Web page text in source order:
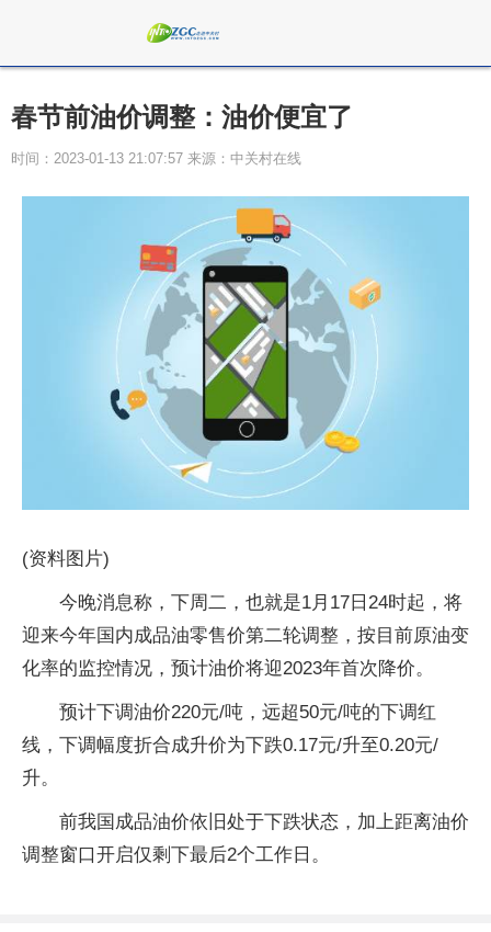
春节前油价调整：油价便宜了
时间：2023-01-13 21:07:57 来源：中关村在线
(资料图片)
今晚消息称，下周二，也就是1月17日24时起，将
迎来今年国内成品油零售价第二轮调整，按目前原油变
化率的监控情况，预计油价将迎2023年首次降价。
预计下调油价220元/吨，远超50元/吨的下调红
线，下调幅度折合成升价为下跌0.17元/升至0.20元/
升。
前我国成品油价依旧处于下跌状态，加上距离油价
调整窗口开启仅剩下最后2个工作日。